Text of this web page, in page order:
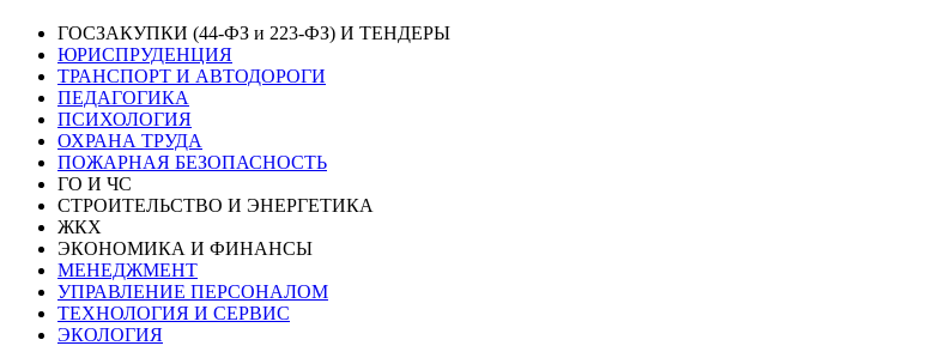
ГОСЗАКУПКИ (44-ФЗ и 223-ФЗ) И ТЕНДЕРЫ
ЮРИСПРУДЕНЦИЯ
ТРАНСПОРТ И АВТОДОРОГИ
ПЕДАГОГИКА
ПСИХОЛОГИЯ
ОХРАНА ТРУДА
ПОЖАРНАЯ БЕЗОПАСНОСТЬ
ГО И ЧС
СТРОИТЕЛЬСТВО И ЭНЕРГЕТИКА
ЖКХ
ЭКОНОМИКА И ФИНАНСЫ
МЕНЕДЖМЕНТ
УПРАВЛЕНИЕ ПЕРСОНАЛОМ
ТЕХНОЛОГИЯ И СЕРВИС
ЭКОЛОГИЯ